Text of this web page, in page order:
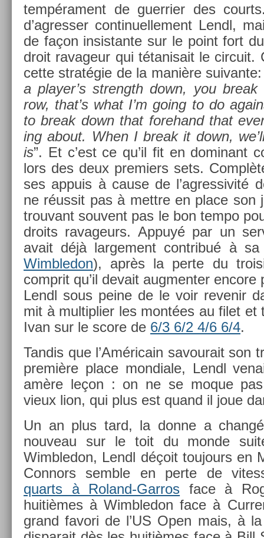
tempéra­ment de guer­ri­er des
d’ag­ress­er con­tinuel­le­ment Lendl,
de façon in­sis­tante sur le point fort
droit ravageur qui tétanisait le cir­cuit.
cette stratégie de la manière
a player’s strength down, you
row, that’s what I’m going to do
to break down that forehand that
ing about. When I break it down,
is”. Et c’est ce qu’il fit en dominant
lors des deux pre­mi­ers sets.
ses ap­puis à cause de l’ag­ressivité
ne réussit pas à mettre en place son
trouvant souvent pas le bon tempo
droits ravageurs. Appuyé par un
avait déjà lar­ge­ment con­tribué à
Wimbledon), après la perte du
com­prit qu’il de­vait aug­ment­er en­core
Lendl sous peine de le voir re­venir
mit à multi­pli­er les montées au filet et
Ivan sur le score de 6/3 6/2 4/6 6/4.
Tan­dis que l’Américain savourait son
première place mon­diale, Lendl
amère leçon : on ne se moque pas
vieux lion, qui plus est quand il joue
Un an plus tard, la donne a
nouveau sur le toit du monde
Wimbledon, Lendl déçoit toujours en
Con­nors semble en perte de
quarts à Roland-Garros face à
huitièmes à Wimbledon face à
grand favori de l’US Open mais, à